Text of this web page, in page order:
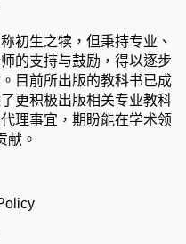
初生之犊，但秉持专业、
的支持与鼓励，得以逐步
目前所出版的教科书已成
更积极出版相关专业教科
理事宜，期盼能在学术领
献。